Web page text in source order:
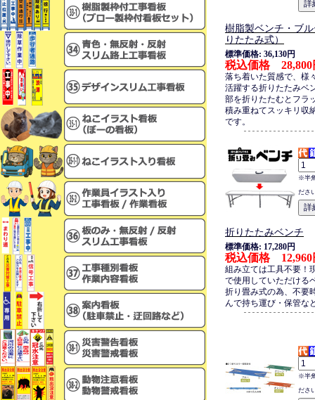
樹脂製ベンチ・ブ
りたたみ式）
標準価格: 36,130円
税込価格 28,800
落ち着いた質感で、様
活躍する折りたたみベ
部を折りたたむとフラ
積み重ねてスッキリ収
です。
※半
ださ
折りたたみベンチ
標準価格: 17,280円
税込価格 12,960
組み立ては工具不要！
で使用していただける
折り畳み式の為、不要
んで持ち運び・保管な
※半
ださ